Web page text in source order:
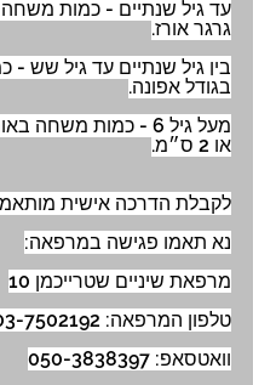
עד גיל שנתיים - כמות
גרגר אורז.
בין גיל שנתיים עד גיל שש
בגודל אפונה.
מעל גיל 6 - כמות
או 2 ס״מ.
לקבלת הדרכה אישית
נא תאמו פגישה במרפאה:
מרפאת שיניים שטרייכמן 10
טלפון המרפאה: 03-7502192
וואטסאפ: 050-3838397